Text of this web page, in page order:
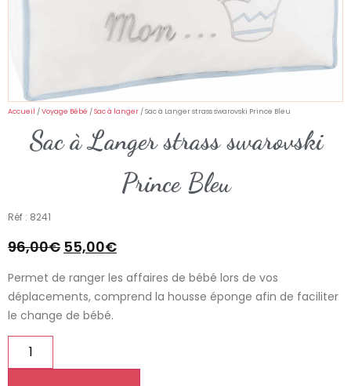
Accueil /Voyage Bébé /Sac à langer / Sac à Langer strass swarovski Prince Bleu
Sac à Langer strass swarovski
Prince Bleu
Réf : 8241
96,00€ 55,00€
Permet de ranger les affaires de bébé lors de vos
déplacements, comprend la housse éponge afin de faciliter
le change de bébé.